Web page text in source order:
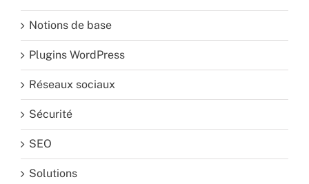
Notions de base
Plugins WordPress
Réseaux sociaux
Sécurité
SEO
Solutions